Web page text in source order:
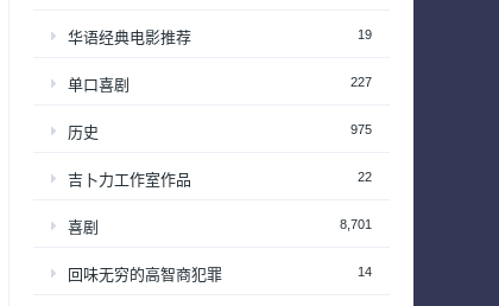
华语经典电影推荐 19
单口喜剧 227
历史 975
吉卜力工作室作品 22
喜剧 8,701
回味无穷的高智商犯罪 14